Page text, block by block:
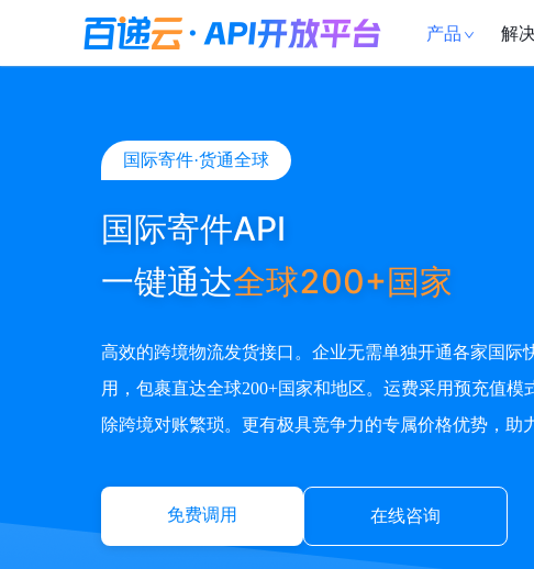
产品 解
国际寄件·货通全球
国际寄件API
一键通达全球200+国家
高效的跨境物流发货接口。企业无需单独开通各家国际
用，包裹直达全球200+国家和地区。运费采用预充值模
除跨境对账繁琐。更有极具竞争力的专属价格优势，助
免费调用 在线咨询